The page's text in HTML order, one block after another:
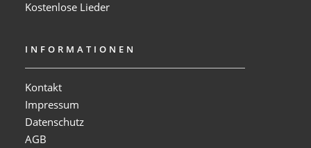
Kostenlose Lieder
INFORMATIONEN
Kontakt
Impressum
Datenschutz
AGB